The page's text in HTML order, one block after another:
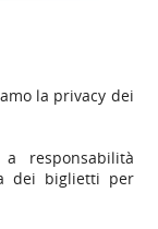
la privacy dei
a responsabilità
dei biglietti per